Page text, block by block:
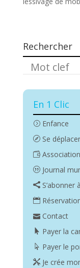
Rechercher
En 1 Clic
Enfance
Se
Journal
S’abonner
Contact
Payer la
Payer le
Je crée